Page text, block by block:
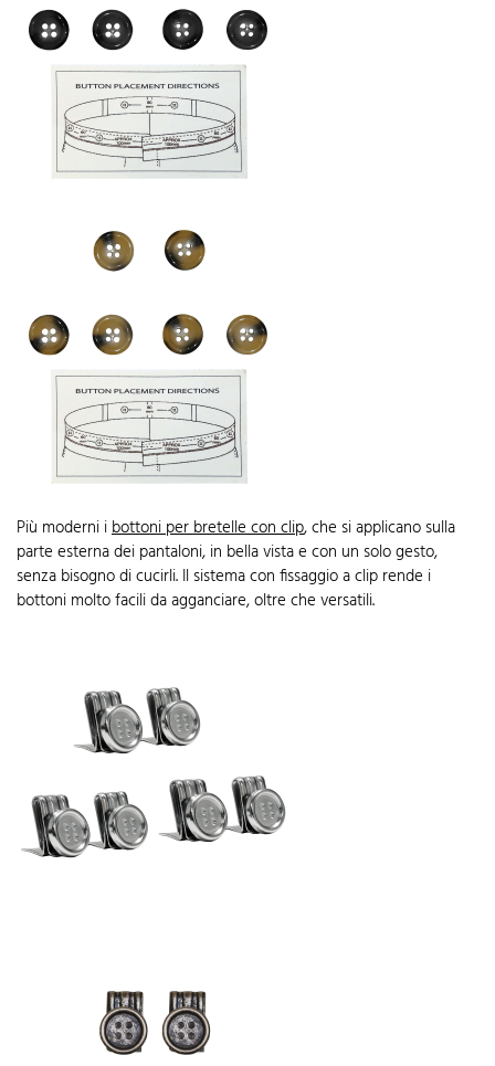
Più moderni ibottoni per bretelle con clip, che si applicano sulla
parte esterna dei pantaloni, in bella vista e con un solo gesto,
senza bisogno di cucirli. Il sistema con fissaggio a clip rende i
bottoni molto facili da agganciare, oltre che versatili.